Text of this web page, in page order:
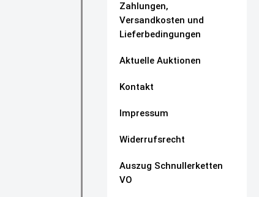
Zahlungen,
Versandkosten und
Lieferbedingungen
Aktuelle Auktionen
Kontakt
Impressum
Widerrufsrecht
Auszug Schnullerketten
VO